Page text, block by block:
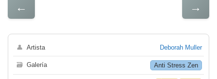
← →
👤 Artista Deborah Muller
🗃 Galería Anti Stress Zen